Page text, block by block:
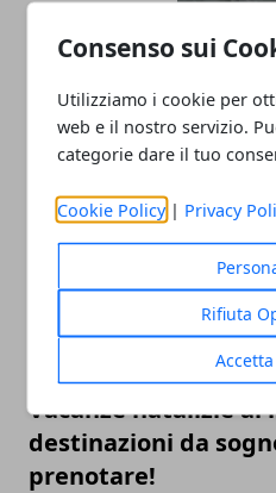
Consenso sui
Utilizziamo i cookie per
web e il nostro servizio.
categorie dare il tuo
Cookie Policy | Privacy
Rifiuta
Borse boho chic: la
dell’estate 2025)
17/11/2025
Vacanze natalizie al
destinazioni da
prenotare!